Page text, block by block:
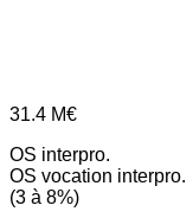
31.4 M€
OS interpro.
OS vocation interpro.
(3 à 8%)